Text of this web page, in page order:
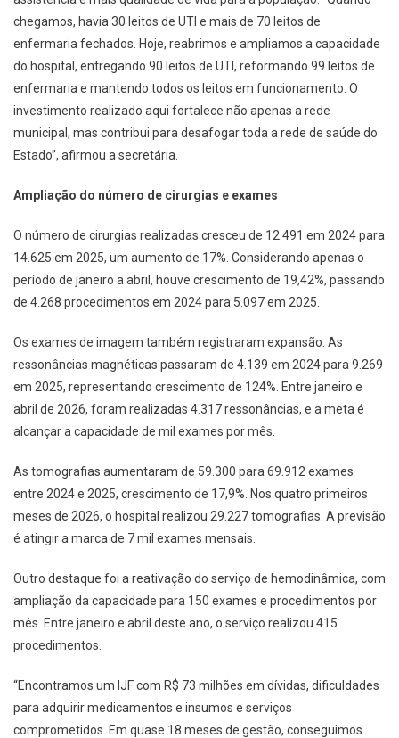
chegamos, havia 30 leitos de UTI e mais de 70 leitos de
enfermaria fechados. Hoje, reabrimos e ampliamos a capacidade
do hospital, entregando 90 leitos de UTI, reformando 99 leitos de
enfermaria e mantendo todos os leitos em funcionamento. O
investimento realizado aqui fortalece não apenas a rede
municipal, mas contribui para desafogar toda a rede de saúde do
Estado”, afirmou a secretária.
Ampliação do número de cirurgias e exames
O número de cirurgias realizadas cresceu de 12.491 em 2024 para
14.625 em 2025, um aumento de 17%. Considerando apenas o
período de janeiro a abril, houve crescimento de 19,42%, passando
de 4.268 procedimentos em 2024 para 5.097 em 2025.
Os exames de imagem também registraram expansão. As
ressonâncias magnéticas passaram de 4.139 em 2024 para 9.269
em 2025, representando crescimento de 124%. Entre janeiro e
abril de 2026, foram realizadas 4.317 ressonâncias, e a meta é
alcançar a capacidade de mil exames por mês.
As tomografias aumentaram de 59.300 para 69.912 exames
entre 2024 e 2025, crescimento de 17,9%. Nos quatro primeiros
meses de 2026, o hospital realizou 29.227 tomografias. A previsão
é atingir a marca de 7 mil exames mensais.
Outro destaque foi a reativação do serviço de hemodinâmica, com
ampliação da capacidade para 150 exames e procedimentos por
mês. Entre janeiro e abril deste ano, o serviço realizou 415
procedimentos.
“Encontramos um IJF com R$ 73 milhões em dívidas, dificuldades
para adquirir medicamentos e insumos e serviços
comprometidos. Em quase 18 meses de gestão, conseguimos